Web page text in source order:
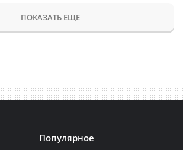
ПОКАЗАТЬ ЕЩЕ
Популярное